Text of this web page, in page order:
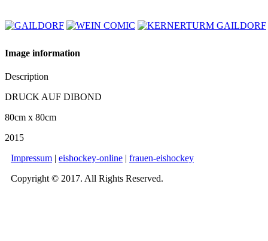
Image information
Description
DRUCK AUF DIBOND
80cm x 80cm
2015
Impressum | eishockey-online | frauen-eishockey
Copyright © 2017. All Rights Reserved.